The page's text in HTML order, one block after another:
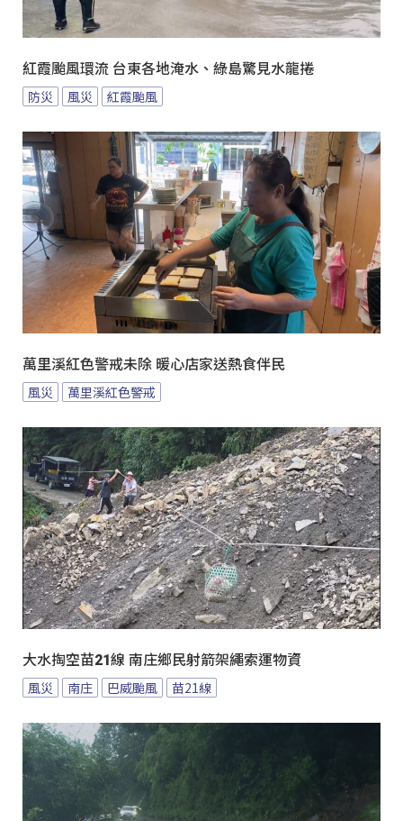
紅霞颱風環流 台東各地淹水、綠島驚見水龍捲
防災 風災 紅霞颱風
萬里溪紅色警戒未除 暖心店家送熱食伴民
風災 萬里溪紅色警戒
大水掏空苗21線 南庄鄉民射箭架繩索運物資
風災 南庄 巴威颱風 苗21線